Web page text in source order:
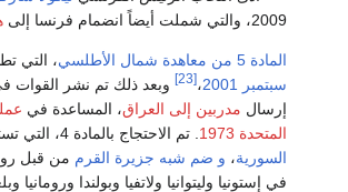
2009، والتي شملت أيضاً انضمام فرنسا إلى
المادة 5 من معاهدة شمال الأطلسي ، التي
سبتمبر 2001
،[23] وبعد ذلك تم نشر القوات
إرسال مدربين إلى العراق، المساعدة في
المتحدة 1973
. تم الاحتجاج بالمادة 4، التي تستدعي فقط التشاور بين أعضاء الناتو، خمس مرات في أعقاب الأحداث التي وقعت في
السورية، و ضم شبه جزيرة القرم من قبل
في إستونيا وليتوانيا ولاتفيا وبولندا ورومانيا